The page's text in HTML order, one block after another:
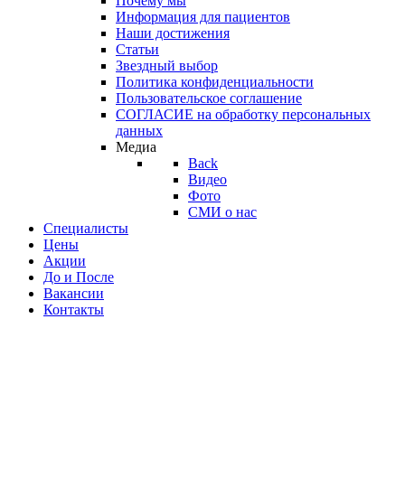
Информация для пациентов
Наши достижения
Статьи
Звездный выбор
Политика конфиденциальности
Пользовательское соглашение
СОГЛАСИЕ на обработку персональных
данных
Медиа
Back
Видео
Фото
СМИ о нас
Специалисты
Цены
Акции
До и После
Вакансии
Контакты